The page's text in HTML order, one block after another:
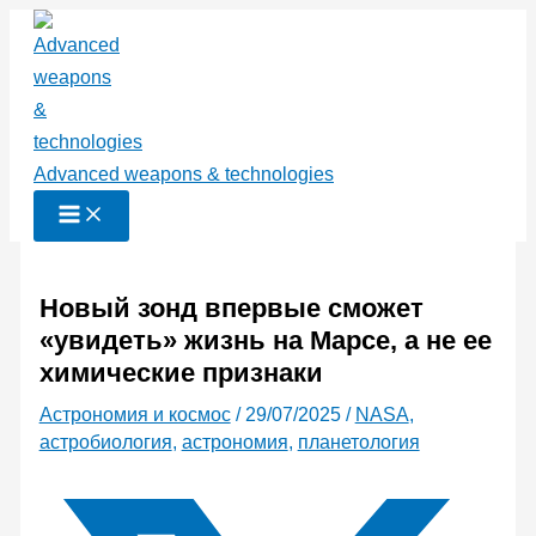
Перейти
содержимому
Advanced weapons & technologies
Новый зонд впервые сможет
«увидеть» жизнь на Марсе, а не ее
химические признаки
Астрономия и космос/ 29/07/2025 / NASA,
астробиология, астрономия, планетология